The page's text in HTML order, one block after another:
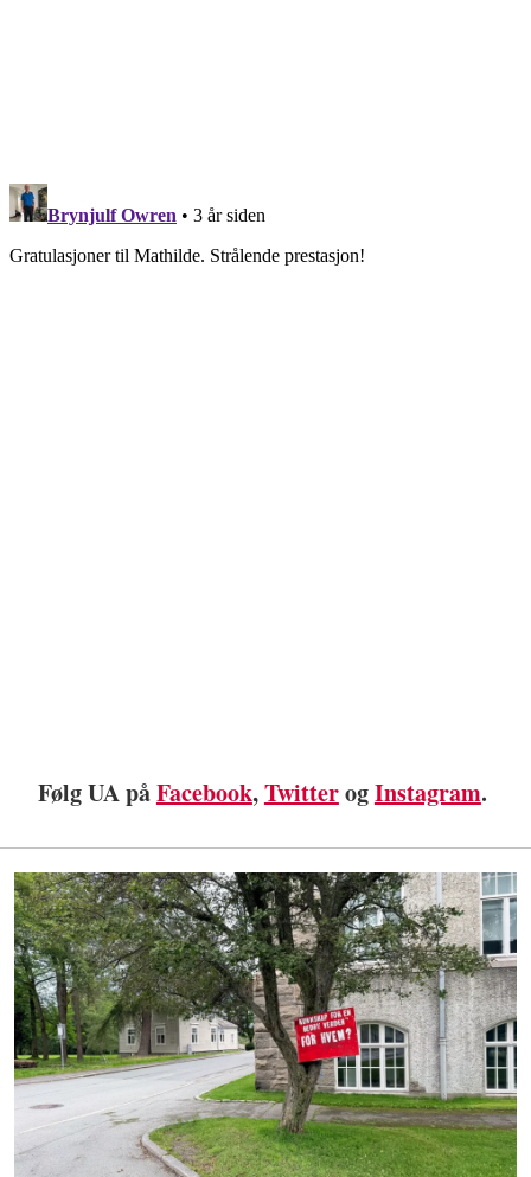
Følg UA påFacebook,TwitterogInstagram.